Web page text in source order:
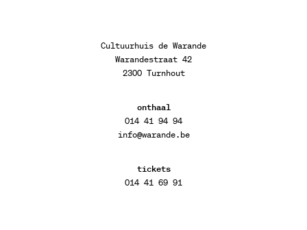
Cultuurhuis de Warande
Warandestraat 42
2300 Turnhout
onthaal
014 41 94 94
info@warande.be
tickets
014 41 69 91